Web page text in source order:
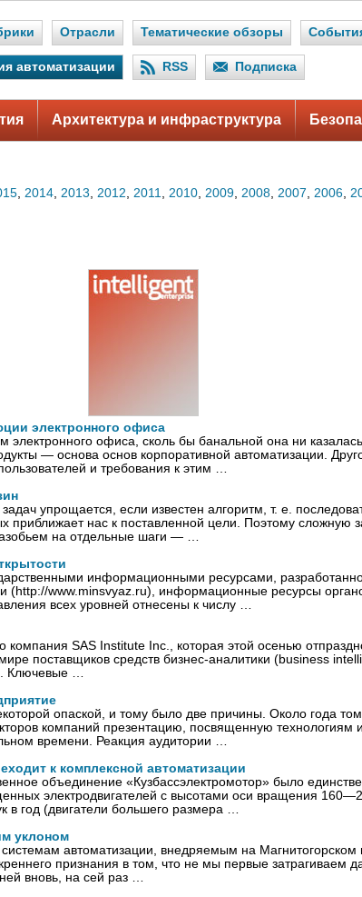
Отрасли Тематические обзоры
автоматизации RSS Подписка
Архитектура и инфраструктура
, 2014, 2013, 2012, 2011, 2010, 2009, 2008, 2007, 2006,
электронного офиса
электронного офиса, сколь бы банальной она ни
— основа основ корпоративной автоматизации.
и требования к этим …
упрощается, если известен алгоритм, т. е.
приближает нас к поставленной цели. Поэтому сложную
на отдельные шаги — …
информационными ресурсами,
(http://www.minsvyaz.ru), информационные ресурсы
всех уровней отнесены к числу …
компания SAS Institute Inc., которая этой осенью
поставщиков средств бизнес-аналитики (business
Ключевые …
опаской, и тому было две причины. Около года
компаний презентацию, посвященную
времени. Реакция аудитории …
к комплексной автоматизации
объединение «Кузбассэлектромотор» было
электродвигателей с высотами оси вращения
в год (двигатели большего размера …
уклоном
автоматизации, внедряемым на Магнитогорском
признания в том, что не мы первые затрагиваем
вновь, на сей раз …